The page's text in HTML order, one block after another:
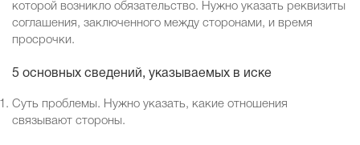
которой возникло обязательство. Нужно указать реквизиты
соглашения, заключенного между сторонами, и время
просрочки.
5 основных сведений, указываемых в иске
Суть проблемы. Нужно указать, какие отношения
связывают стороны.